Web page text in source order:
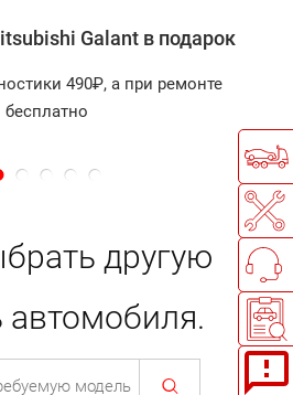
Galant в подарок
490₽, а при ремонте
бесплатно
другую
автомобиля.